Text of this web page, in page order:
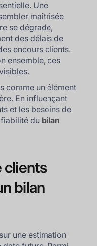
Une
maîtrisée
se dégrade,
des délais de
encours clients.
ensemble, ces
comme un élément
En influençant
et les besoins de
du bilan
clients
bilan
une estimation